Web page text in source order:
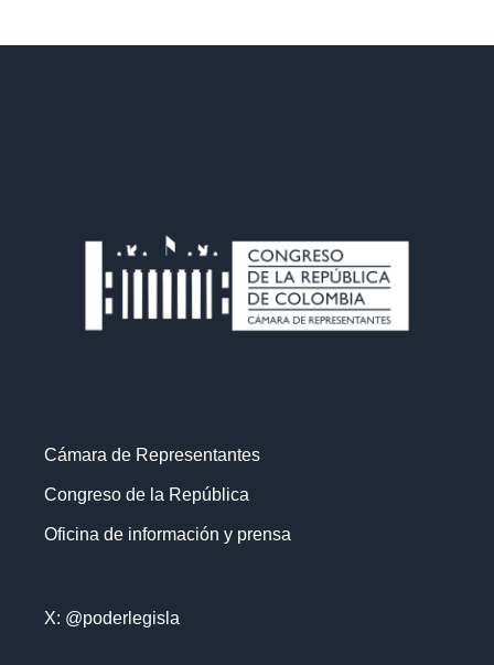
Cámara de Representantes
Congreso de la República
Oficina de información y prensa
X: @poderlegisla